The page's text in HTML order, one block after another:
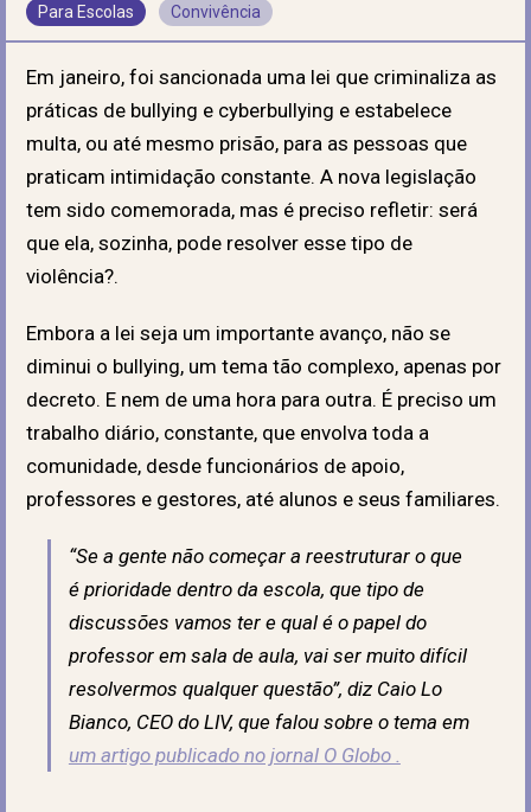
Para Escolas Convivência
Em janeiro, foi sancionada uma lei que criminaliza as
práticas de bullying e cyberbullying e estabelece
multa, ou até mesmo prisão, para as pessoas que
praticam intimidação constante. A nova legislação
tem sido comemorada, mas é preciso refletir: será
que ela, sozinha, pode resolver esse tipo de
violência?.
Embora a lei seja um importante avanço, não se
diminui o bullying, um tema tão complexo, apenas por
decreto. E nem de uma hora para outra. É preciso um
trabalho diário, constante, que envolva toda a
comunidade, desde funcionários de apoio,
professores e gestores, até alunos e seus familiares.
“Se a gente não começar a reestruturar o que
é prioridade dentro da escola, que tipo de
discussões vamos ter e qual é o papel do
professor em sala de aula, vai ser muito difícil
resolvermos qualquer questão”, diz Caio Lo
Bianco, CEO do LIV, que falou sobre o tema em
um artigo publicado no jornal O Globo .